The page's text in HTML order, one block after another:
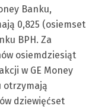
Banku,
0,825 (osiemset
BPH. Za
osiemdziesiąt
w GE Money
otrzymają
dziewięćset